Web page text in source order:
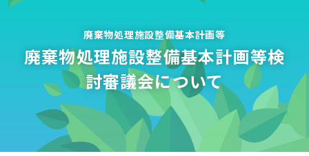
エコサイクルプラザ
組合情報
入札・契約
廃棄物処理施設整備基本計画等
廃棄物処理施設整備基本計画等検
討審議会について